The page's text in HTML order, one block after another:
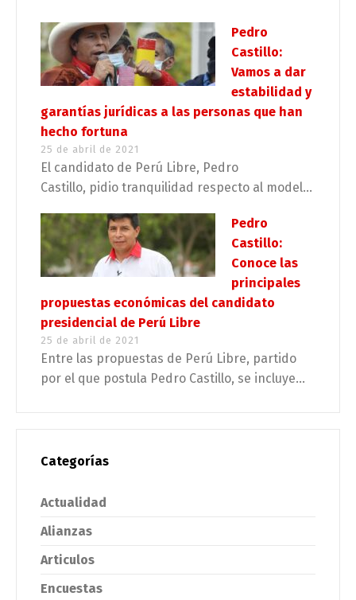
Pedro
Castillo:
Vamos a dar
estabilidad y
garantías jurídicas a las personas que han
hecho fortuna
25 de abril de 2021
El candidato de Perú Libre, Pedro
Castillo, pidio tranquilidad respecto al model...
Pedro
Castillo:
Conoce las
principales
propuestas económicas del candidato
presidencial de Perú Libre
25 de abril de 2021
Entre las propuestas de Perú Libre, partido
por el que postula Pedro Castillo, se incluye...
Categorías
Actualidad
Alianzas
Articulos
Encuestas